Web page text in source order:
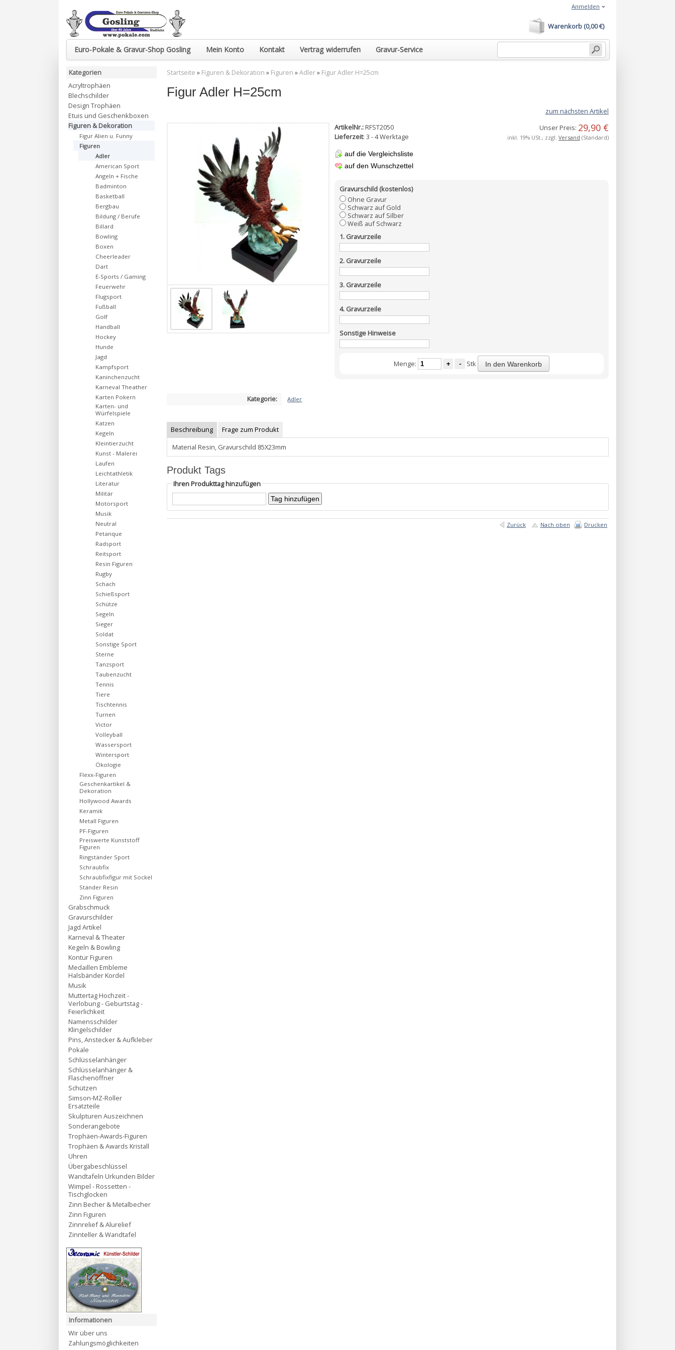
Euro-Pokale & Gravur-Shop Gosling Mein Konto Kontakt Vertrag widerrufen Gravur-Service
Warenkorb (0,00 €)
Anmelden
Startseite » Figuren & Dekoration » Figuren »Adler» Figur Adler H=25cm
Figur Adler H=25cm
zum nächsten Artikel
ArtikelNr.: RFST2050
Lieferzeit: 3 - 4 Werktage
auf die Vergleichsliste
auf den Wunschzettel
Unser Preis: 29,90 €
inkl. 19% USt., zzgl. Versand (Standard)
Gravurschild (kostenlos)
Ohne Gravur
Schwarz auf Gold
Schwarz auf Silber
Weiß auf Schwarz
1. Gravurzeile
2. Gravurzeile
3. Gravurzeile
4. Gravurzeile
Sonstige Hinweise
Menge: + - Stk In den Warenkorb
Kategorie: Adler
Beschreibung
Frage zum Produkt
Material Resin, Gravurschild 85X23mm
Produkt Tags
Ihren Produkttag hinzufügen
Zurück Nach oben Drucken
Kategorien
Acryltrophäen
Blechschilder
Design Trophäen
Etuis und Geschenkboxen
Figuren & Dekoration
Figur Alien u. Funny
Figuren
Adler
American Sport
Angeln + Fische
Badminton
Basketball
Bergbau
Bildung / Berufe
Billard
Bowling
Boxen
Cheerleader
Dart
E-Sports / Gaming
Feuerwehr
Flugsport
Fußball
Golf
Handball
Hockey
Hunde
Jagd
Kampfsport
Kaninchenzucht
Karneval Theather
Karten Pokern
Karten- und
Würfelspiele
Katzen
Kegeln
Kleintierzucht
Kunst - Malerei
Laufen
Leichtathletik
Literatur
Militär
Motorsport
Musik
Neutral
Petanque
Radsport
Reitsport
Resin Figuren
Rugby
Schach
Schießsport
Schütze
Segeln
Sieger
Soldat
Sonstige Sport
Sterne
Tanzsport
Taubenzucht
Tennis
Tiere
Tischtennis
Turnen
Victor
Volleyball
Wassersport
Wintersport
Ökologie
Flexx-Figuren
Geschenkartikel &
Dekoration
Hollywood Awards
Keramik
Metall Figuren
PF-Figuren
Preiswerte Kunststoff
Figuren
Ringständer Sport
Schraubfix
Schraubfixfigur mit Sockel
Ständer Resin
Zinn Figuren
Grabschmuck
Gravurschilder
Jagd Artikel
Karneval & Theater
Kegeln & Bowling
Kontur Figuren
Medaillen Embleme
Halsbänder Kordel
Musik
Muttertag Hochzeit -
Verlobung - Geburtstag -
Feierlichkeit
Namensschilder
Klingelschilder
Pins, Anstecker & Aufkleber
Pokale
Schlüsselanhänger
Schlüsselanhänger &
Flaschenöffner
Schützen
Simson-MZ-Roller
Ersatzteile
Skulpturen Auszeichnen
Sonderangebote
Trophäen-Awards-Figuren
Trophäen & Awards Kristall
Uhren
Übergabeschlüssel
Wandtafeln Urkunden Bilder
Wimpel - Rossetten -
Tischglocken
Zinn Becher & Metalbecher
Zinn Figuren
Zinnrelief & Alurelief
Zinnteller & Wandtafel
Informationen
Wir über uns
Zahlungsmöglichkeiten